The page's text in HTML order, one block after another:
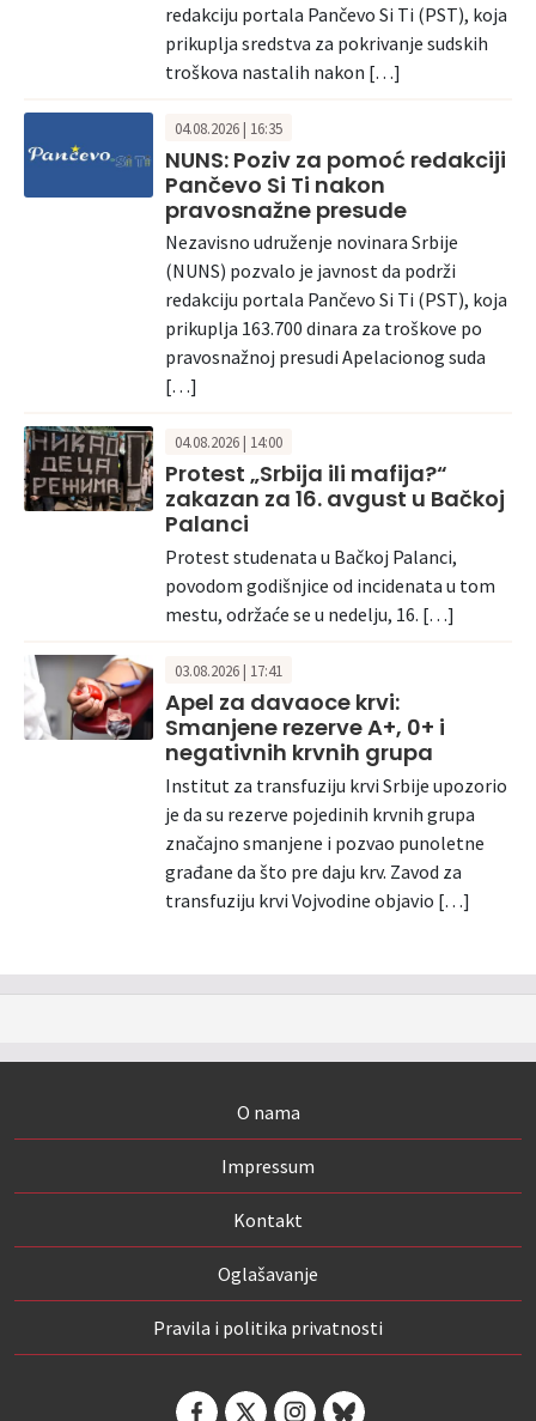
redakciju portala Pančevo Si Ti (PST), koja
prikuplja sredstva za pokrivanje sudskih
troškova nastalih nakon […]
04.08.2026 | 16:35
NUNS: Poziv za pomoć redakciji
Pančevo Si Ti nakon
pravosnažne presude
Nezavisno udruženje novinara Srbije
(NUNS) pozvalo je javnost da podrži
redakciju portala Pančevo Si Ti (PST), koja
prikuplja 163.700 dinara za troškove po
pravosnažnoj presudi Apelacionog suda
[…]
04.08.2026 | 14:00
Protest „Srbija ili mafija?“
zakazan za 16. avgust u Bačkoj
Palanci
Protest studenata u Bačkoj Palanci,
povodom godišnjice od incidenata u tom
mestu, održaće se u nedelju, 16. […]
03.08.2026 | 17:41
Apel za davaoce krvi:
Smanjene rezerve A+, 0+ i
negativnih krvnih grupa
Institut za transfuziju krvi Srbije upozorio
je da su rezerve pojedinih krvnih grupa
značajno smanjene i pozvao punoletne
građane da što pre daju krv. Zavod za
transfuziju krvi Vojvodine objavio […]
O nama
Impressum
Kontakt
Oglašavanje
Pravila i politika privatnosti